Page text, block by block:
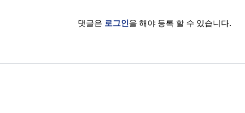
댓글은 로그인을 해야 등록 할 수 있습니다.